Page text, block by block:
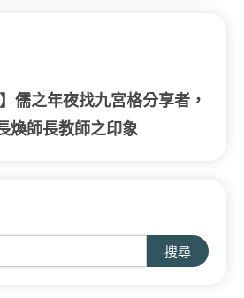
儒之年夜找九宮格分享者，
師長教師之印象
搜尋